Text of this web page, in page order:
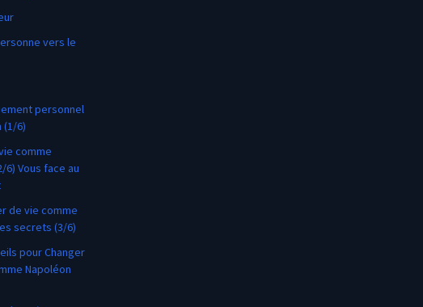
vers le
personnel
(1/6)
comme
6) Vous face au
de vie comme
secrets (3/6)
pour Changer
Napoléon